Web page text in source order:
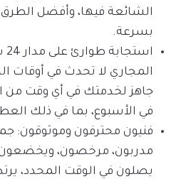
الشائعة فيها، وأفضل
بسرعة.
المجاري لا تحدث في أوقات
في الأسبوع، بما في ذلك
فنيون محترفون وموثوقون:
مدربون، مرخصون،
يصلون في الوقت المحدد،